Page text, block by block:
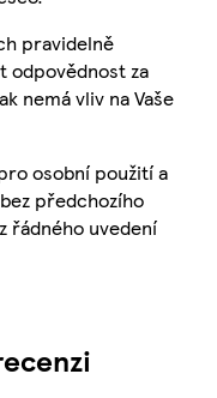
pravidelně
odpovědnost za
nemá vliv na Vaše
osobní použití a
předchozího
řádného uvedení